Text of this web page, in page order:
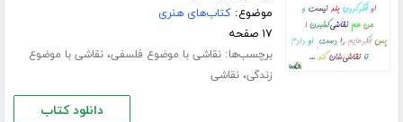
موضوع:کتاب‌های هنری
۱۷ صفحه
برچسب‌ها:نقاشی با موضوع فلسفی،نقاشی با موضوع
زندگی،نقاشی
دانلود کتاب